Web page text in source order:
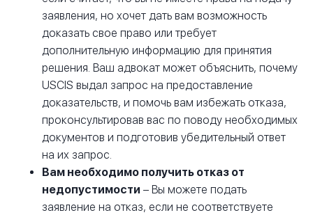
заявления, но хочет дать вам возможность
доказать свое право или требует
дополнительную информацию для принятия
решения. Ваш адвокат может объяснить, почему
USCIS выдал запрос на предоставление
доказательств, и помочь вам избежать отказа,
проконсультировав вас по поводу необходимых
документов и подготовив убедительный ответ
на их запрос.
Вам необходимо получить отказ от
недопустимости – Вы можете подать
заявление на отказ, если не соответствуете